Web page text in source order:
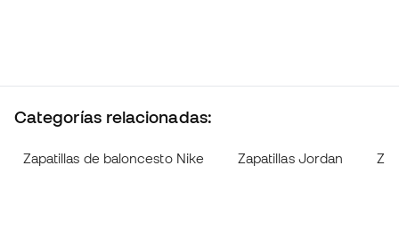
Categorías relacionadas:
Zapatillas de baloncesto Nike Zapatillas Jordan